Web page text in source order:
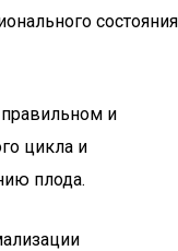
состояния
и
цикла и
плода.